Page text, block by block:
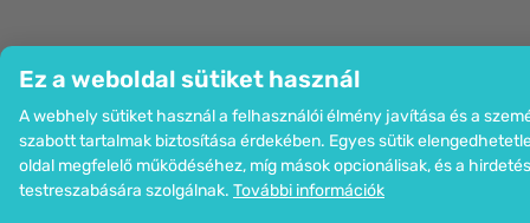
Ez a weboldal sütiket használ
A webhely sütiket használ a felhasználói élmény javítása és a
szabott tartalmak biztosítása érdekében. Egyes sütik
oldal megfelelő működéséhez, míg mások opcionálisak, és a
testreszabására szolgálnak. További információk